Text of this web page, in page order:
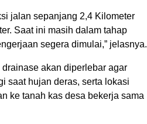
jalan sepanjang 2,4 Kilometer
Saat ini masih dalam tahap
segera dimulai,” jelasnya.
akan diperlebar agar
saat hujan deras, serta lokasi
ke tanah kas desa bekerja sama